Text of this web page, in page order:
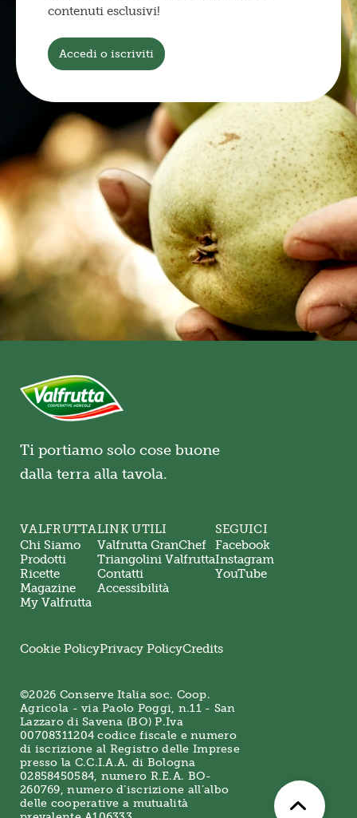
contenuti esclusivi!
Accedi o iscriviti
Ti portiamo solo cose buone
dalla terra alla tavola.
VALFRUTTA
Chi Siamo
Prodotti
Ricette
Magazine
My Valfrutta
LINK UTILI
Valfrutta GranChef
Triangolini Valfrutta
Contatti
Accessibilità
SEGUICI
Facebook
Instagram
YouTube
©2026 Conserve Italia soc. Coop.
Agricola - via Paolo Poggi, n.11 - San
Lazzaro di Savena (BO) P.Iva
00708311204 codice fiscale e numero
di iscrizione al Registro delle Imprese
presso la C.C.I.A.A. di Bologna
02858450584, numero R.E.A. BO-
260769, numero d’iscrizione all’albo
delle cooperative a mutualità
Cookie PolicyPrivacy PolicyCredits